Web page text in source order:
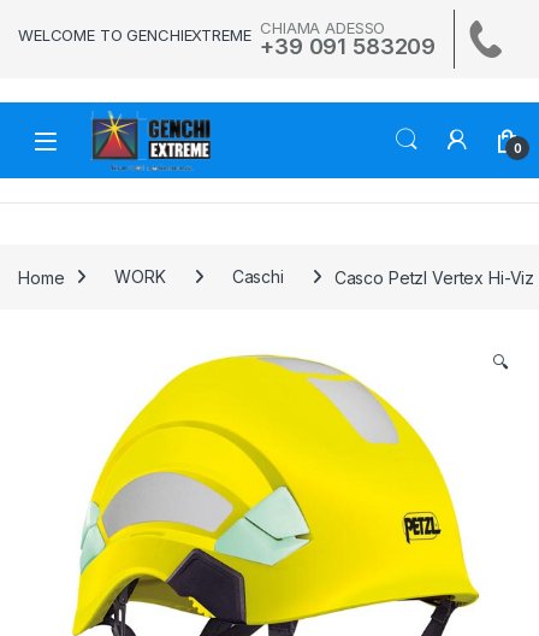
WELCOME TO GENCHIEXTREME CHIAMA ADESSO
+39 091 583209
0
Home WORK Caschi Casco Petzl Vertex Hi-Viz
🔍